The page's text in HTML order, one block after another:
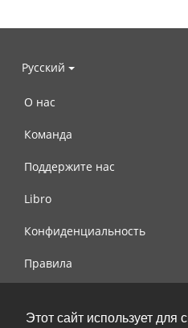
Этот сайт использует для
Русский
О нас
Команда
Поддержите нас
Libro
Конфиденциальность
Правила